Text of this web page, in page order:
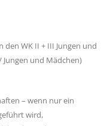
WK II + III Jungen und
Jungen und Mädchen)
– wenn nur ein
wird,